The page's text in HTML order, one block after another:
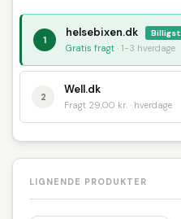
1
helsebixen.dk Billigst
Gratis fragt · 1-3 hverdage
2
Well.dk
Fragt 29,00 kr. · hverdage
LIGNENDE PRODUKTER